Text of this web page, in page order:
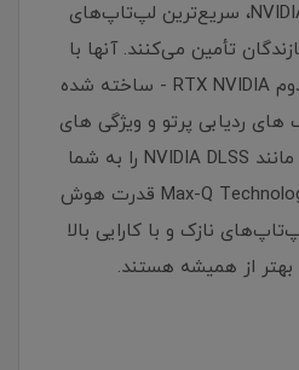
NVIDIA® GeForce RTX ™ 30، سریع‌ترین لپ‌تاپ‌های
تأمین می‌کنند. آنها با
Ampere - معماری نسل دوم RTX NVIDIA - ساخته شده
های ردیابی پرتو و ویژگی های
پیشرفته هوش مصنوعی مانند NVIDIA DLSS را به شما
ارائه دهند. به علاوه، Max-Q Technologies قدرت هوش
نازک و با کارایی بالا
بهتر از همیشه هستند.